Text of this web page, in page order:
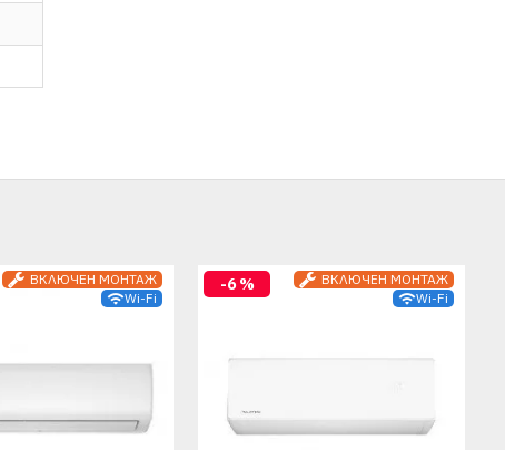
ВКЛЮЧЕН МОНТАЖ
Wi-Fi
ВКЛЮЧЕН МОНТАЖ
Wi-Fi
-6 %